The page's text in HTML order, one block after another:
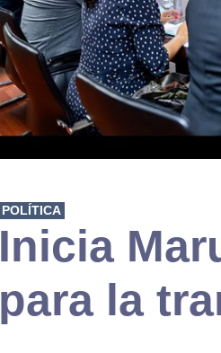
POLÍTICA
Inicia
para la